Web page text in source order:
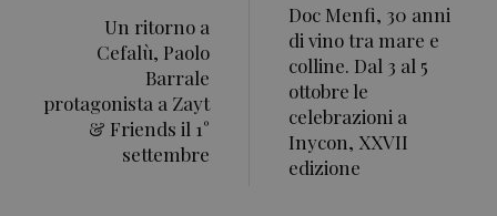
Un ritorno a
Cefalù, Paolo
Barrale
protagonista a Zayt
& Friends il 1°
settembre
Doc Menfi, 30 anni
di vino tra mare e
colline. Dal 3 al 5
ottobre le
celebrazioni a
Inycon, XXVII
edizione